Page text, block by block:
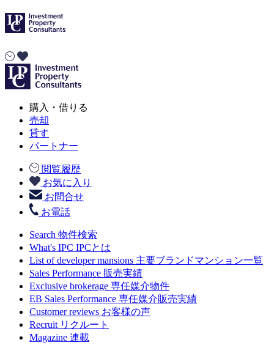
購入・借りる
売却
貸す
パートナー
閲覧履歴
お気に入り
お問合せ
お電話
Search 物件検索
What's IPC IPCとは
List of developer mansions 主要ブランドマンション一覧
Sales Performance 販売実績
Exclusive brokerage 専任媒介物件
EB Sales Performance 専任媒介販売実績
Customer reviews お客様の声
Recruit リクルート
Magazine 連載